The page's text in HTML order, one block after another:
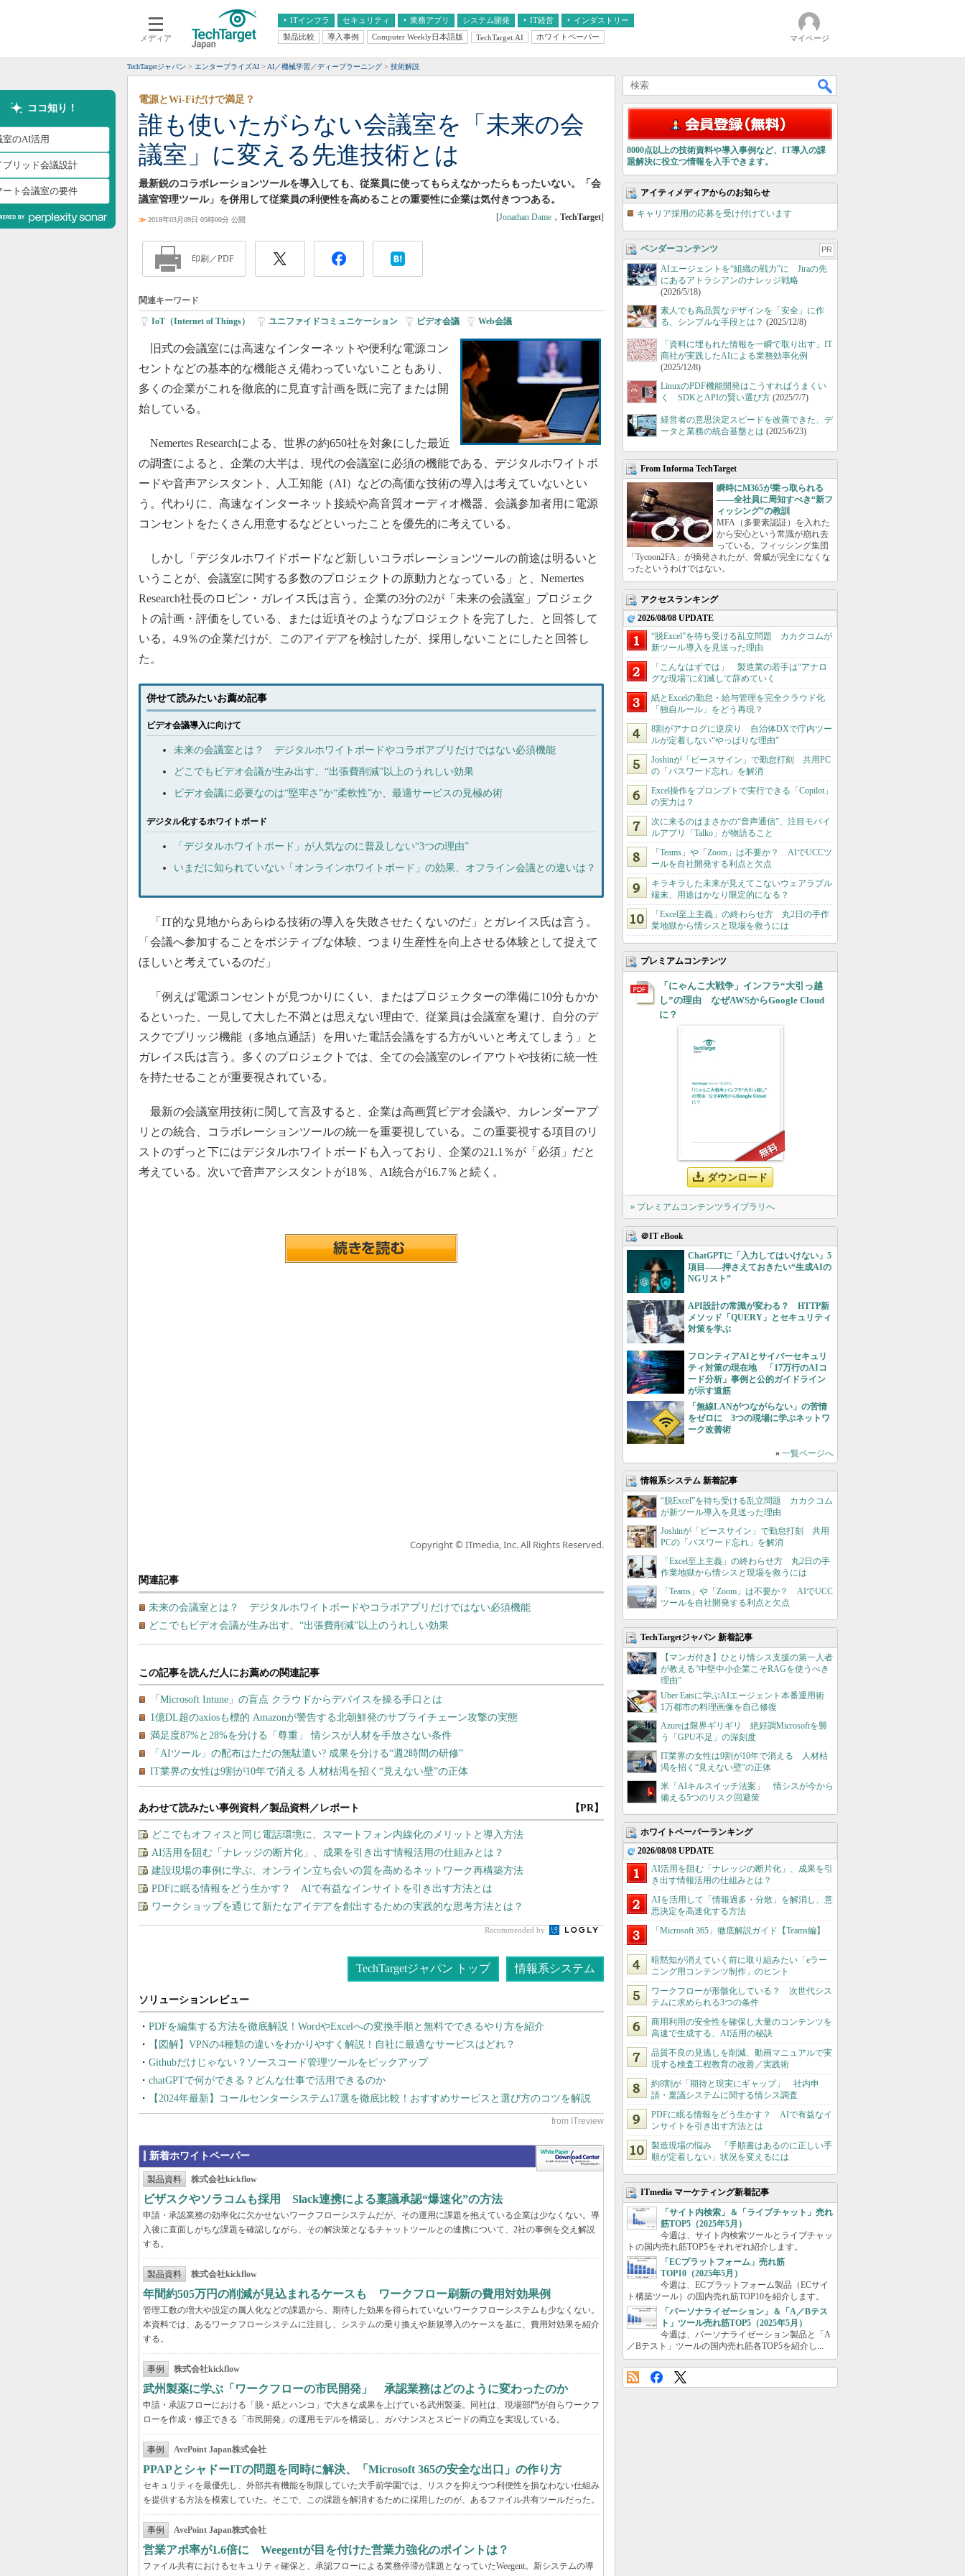
メディア
ITインフラ
クラウド
スマートモバイル
ネットワーク
システム運用管理
セキュリティ 業務アプリ
エンタープライズAI
ERP
情報系システム
システム開発 IT経営
経営とIT
中堅・中小企業とIT
インダストリー
医療IT
製品比較 導入事例 Computer Weekly日本語版 TechTarget.AI ホワイトペーパー マイページ
TechTargetジャパン エンタープライズAI AI／機械学習／ディープラーニング 技術解説
ココ知り！
室のAI活用
ブリッド会議設計
ート会議室の要件
誰も使いたがらない会議室を「未来の会
議室」に変える先進技術とは
電源とWi-Fiだけで満足？
最新鋭のコラボレーションツールを導入しても、従業員に使ってもらえなかったらもったいない。「会
議室管理ツール」を併用して従業員の利便性を高めることの重要性に企業は気付きつつある。
≫ 2018年03月09日 05時00分 公開 [Jonathan Dame ， TechTarget]
印刷／PDF
関連キーワード
IoT（Internet of Things） ユニファイドコミュニケーション ビデオ会議 Web会議
旧式の会議室には高速なインターネットや便利な電源コン
セントなどの基本的な機能さえ備わっていないこともあり、
多くの企業がこれを徹底的に見直す計画を既に完了または開
始している。
Nemertes Researchによる、世界の約650社を対象にした最近
の調査によると、企業の大半は、現代の会議室に必須の機能である、デジタルホワイトボ
ードや音声アシスタント、人工知能（AI）などの高価な技術の導入は考えていないとい
う。代わりに、高速なインターネット接続や高音質オーディオ機器、会議参加者用に電源
コンセントをたくさん用意するなどといったことを優先的に考えている。
しかし「デジタルホワイドボードなど新しいコラボレーションツールの前途は明るいと
いうことが、会議室に関する多数のプロジェクトの原動力となっている」と、Nemertes
Research社長のロビン・ガレイス氏は言う。企業の3分の2が「未来の会議室」プロジェク
トの計画・評価をしている、または近頃そのようなプロジェクトを完了した、と回答して
いる。4.9％の企業だけが、このアイデアを検討したが、採用しないことにしたと回答し
た。
併せて読みたいお薦め記事
ビデオ会議導入に向けて
未来の会議室とは？ デジタルホワイトボードやコラボアプリだけではない必須機能
どこでもビデオ会議が生み出す、“出張費削減”以上のうれしい効果
ビデオ会議に必要なのは“堅牢さ”か“柔軟性”か、最適サービスの見極め術
デジタル化するホワイトボード
「デジタルホワイトボード」が人気なのに普及しない“3つの理由”
いまだに知られていない「オンラインホワイトボード」の効果、オフライン会議との違いは？
「IT的な見地からあらゆる技術の導入を失敗させたくないのだ」とガレイス氏は言う。
「会議へ参加することをポジティブな体験、つまり生産性を向上させる体験として捉えて
ほしいと考えているのだ」
「例えば電源コンセントが見つかりにくい、またはプロジェクターの準備に10分もかか
るといった、一見して大した不満とは思えない理由で、従業員は会議室を避け、自分のデ
スクでブリッジ機能（多地点通話）を用いた電話会議をする方がいいと考えてしまう」と
ガレイス氏は言う。多くのプロジェクトでは、全ての会議室のレイアウトや技術に統一性
を持たせることが重要視されている。
最新の会議室用技術に関して言及すると、企業は高画質ビデオ会議や、カレンダーアプ
リとの統合、コラボレーションツールの統一を重要視している。この重要視する項目のリ
ストのずっと下にはデジタルホワイトボードも入っており、企業の21.1％が「必須」だと
考えている。次いで音声アシスタントが18％、AI統合が16.7％と続く。
Copyright © ITmedia, Inc. All Rights Reserved.
関連記事
未来の会議室とは？ デジタルホワイトボードやコラボアプリだけではない必須機能
どこでもビデオ会議が生み出す、“出張費削減”以上のうれしい効果
あわせて読みたい事例資料／製品資料／レポート 【PR】
どこでもオフィスと同じ電話環境に、スマートフォン内線化のメリットと導入方法
AI活用を阻む「ナレッジの断片化」、成果を引き出す情報活用の仕組みとは？
建設現場の事例に学ぶ、オンライン立ち会いの質を高めるネットワーク再構築方法
PDFに眠る情報をどう生かす？ AIで有益なインサイトを引き出す方法とは
ワークショップを通じて新たなアイデアを創出するための実践的な思考方法とは？
Recommended by
TechTargetジャパン トップ 情報系システム
PDFを編集する方法を徹底解説！WordやExcelへの変換手順と無料でできるやり方を紹介
【図解】VPNの4種類の違いをわかりやすく解説！自社に最適なサービスはどれ？
Githubだけじゃない？ソースコード管理ツールをピックアップ
chatGPTで何ができる？どんな仕事で活用できるのか
【2024年最新】コールセンターシステム17選を徹底比較！おすすめサービスと選び方のコツを解説
新着ホワイトペーパー
製品資料 株式会社kickflow
ビザスクやソラコムも採用 Slack連携による稟議承認“爆速化”の方法
申請・承認業務の効率化に欠かせないワークフローシステムだが、その運用に課題を抱えている企業は少なくない。導
入後に直面しがちな課題を確認しながら、その解決策となるチャットツールとの連携について、2社の事例を交え解説
する。
製品資料 株式会社kickflow
年間約505万円の削減が見込まれるケースも ワークフロー刷新の費用対効果例
管理工数の増大や設定の属人化などの課題から、期待した効果を得られていないワークフローシステムも少なくない。
本資料では、あるワークフローシステムに注目し、システムの乗り換えや新規導入のケースを基に、費用対効果を紹介
する。
事例 株式会社kickflow
武州製薬に学ぶ「ワークフローの市民開発」 承認業務はどのように変わったのか
申請・承認フローにおける「脱・紙とハンコ」で大きな成果を上げている武州製薬。同社は、現場部門が自らワークフ
ローを作成・修正できる「市民開発」の運用モデルを構築し、ガバナンスとスピードの両立を実現している。
事例 AvePoint Japan株式会社
PPAPとシャドーITの問題を同時に解決、「Microsoft 365の安全な出口」の作り方
セキュリティを最優先し、外部共有機能を制限していた大手前学園では、リスクを抑えつつ利便性を損なわない仕組み
を提供する方法を模索していた。そこで、この課題を解消するために採用したのが、あるファイル共有ツールだった。
事例 AvePoint Japan株式会社
営業アポ率が1.6倍に Weegentが目を付けた営業力強化のポイントは？
ファイル共有におけるセキュリティ確保と、承認フローによる業務停滞が課題となっていたWeegent。新システムの導
8000点以上の技術資料や導入事例など、IT導入の課
題解決に役立つ情報を入手できます。
アイティメディアからのお知らせ
キャリア採用の応募を受け付けています
ベンダーコンテンツ PR
AIエージェントを“組織の戦力”に Jiraの先
にあるアトラシアンのナレッジ戦略
(2026/5/18)
素人でも高品質なデザインを「安全」に作
る、シンプルな手段とは？ (2025/12/8)
「資料に埋もれた情報を一瞬で取り出す」IT
商社が実践したAIによる業務効率化例
(2025/12/8)
LinuxのPDF機能開発はこうすればうまくい
く SDKとAPIの賢い選び方 (2025/7/7)
経営者の意思決定スピードを改善できた、デ
ータと業務の統合基盤とは (2025/6/23)
From Informa TechTarget
瞬時にM365が乗っ取られる
――全社員に周知すべき“新フ
ィッシング”の教訓
MFA（多要素認証）を入れた
から安心という常識が崩れ去
っている。フィッシング集団
「Tycoon2FA」が摘発されたが、脅威が完全になくな
ったというわけではない。
アクセスランキング
2026/08/08 UPDATE
“脱Excel”を待ち受ける乱立問題 カカクコムが
新ツール導入を見送った理由
「こんなはずでは」 製造業の若手は“アナロ
グな現場”に幻滅して辞めていく
紙とExcelの勤怠・給与管理を完全クラウド化
「独自ルール」をどう再現？
8割がアナログに逆戻り 自治体DXで庁内ツー
ルが定着しない“やっぱりな理由”
Joshinが「ピースサイン」で勤怠打刻 共用PC
の「パスワード忘れ」を解消
Excel操作をプロンプトで実行できる「Copilot」
の実力は？
次に来るのはまさかの“音声通信”、注目モバイ
ルアプリ「Talko」が物語ること
「Teams」や「Zoom」は不要か？ AIでUCCツ
ールを自社開発する利点と欠点
キラキラした未来が見えてこないウェアラブル
端末、用途はかなり限定的になる？
「Excel至上主義」の終わらせ方 丸2日の手作
業地獄から情シスと現場を救うには
プレミアムコンテンツ
「にゃんこ大戦争」インフラ“大引っ越
し”の理由 なぜAWSからGoogle Cloud
に？
ダウンロード
» プレミアムコンテンツライブラリへ
＠IT eBook
ChatGPTに「入力してはいけない」5
項目――押さえておきたい“生成AIの
NGリスト”
API設計の常識が変わる？ HTTP新
メソッド「QUERY」とセキュリティ
対策を学ぶ
フロンティアAIとサイバーセキュリ
ティ対策の現在地 「17万行のAIコ
ード分析」事例と公的ガイドライン
が示す道筋
「無線LANがつながらない」の苦情
をゼロに 3つの現場に学ぶネットワ
ーク改善術
» 一覧ページへ
情報系システム 新着記事
“脱Excel”を待ち受ける乱立問題 カカクコム
が新ツール導入を見送った理由
Joshinが「ピースサイン」で勤怠打刻 共用
PCの「パスワード忘れ」を解消
「Excel至上主義」の終わらせ方 丸2日の手
作業地獄から情シスと現場を救うには
「Teams」や「Zoom」は不要か？ AIでUCC
ツールを自社開発する利点と欠点
TechTargetジャパン 新着記事
【マンガ付き】ひとり情シス支援の第一人者
が教える”中堅中小企業こそRAGを使うべき
理由”
Uber Eatsに学ぶAIエージェント本番運用術
1万都市の料理画像を自己修復
Azureは限界ギリギリ 絶好調Microsoftを襲
う「GPU不足」の深刻度
IT業界の女性は9割が10年で消える 人材枯
渇を招く“見えない壁”の正体
米「AIキルスイッチ法案」 情シスが今から
備える5つのリスク回避策
ホワイトペーパーランキング
2026/08/08 UPDATE
AI活用を阻む「ナレッジの断片化」、成果を引
き出す情報活用の仕組みとは？
AIを活用して「情報過多・分散」を解消し、意
思決定を高速化する方法
「Microsoft 365」徹底解説ガイド【Teams編】
暗黙知が消えていく前に取り組みたい「eラー
ニング用コンテンツ制作」のヒント
ワークフローが形骸化している？ 次世代シス
テムに求められる3つの条件
商用利用の安全性を確保し大量のコンテンツを
高速で生成する、AI活用の秘訣
品質不良の見逃しを削減、動画マニュアルで実
現する検査工程教育の改善／実践術
約8割が「期待と現実にギャップ」 社内申
請・稟議システムに関する情シス調査
PDFに眠る情報をどう生かす？ AIで有益なイ
ンサイトを引き出す方法とは
製造現場の悩み 「手順書はあるのに正しい手
順が定着しない」状況を変えるには
ITmedia マーケティング新着記事
「サイト内検索」＆「ライブチャット」売れ
筋TOP5（2025年5月）
今週は、サイト内検索ツールとライブチャッ
トの国内売れ筋TOP5をそれぞれ紹介します。
「ECプラットフォーム」売れ筋
TOP10（2025年5月）
今週は、ECプラットフォーム製品（ECサイ
ト構築ツール）の国内売れ筋TOP10を紹介します。
「パーソナライゼーション」＆「A／Bテス
ト」ツール売れ筋TOP5（2025年5月）
今週は、パーソナライゼーション製品と「A
／Bテスト」ツールの国内売れ筋各TOP5を紹介し...